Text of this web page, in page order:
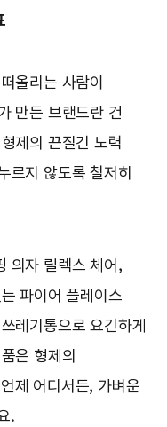
올리는 사람이
만든 브랜드란 건
제의 끈질긴 노력
르지 않도록 철저히
의자 릴렉스 체어,
파이어 플레이스
레기통으로 요긴하게
은 형제의
제 어디서든, 가벼운
.